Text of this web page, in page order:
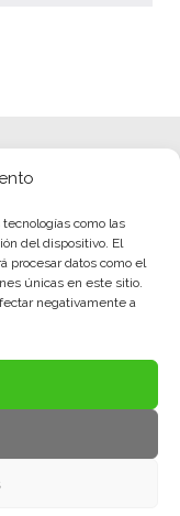
como las
del dispositivo. El
procesar datos como el
únicas en este sitio.
negativamente a